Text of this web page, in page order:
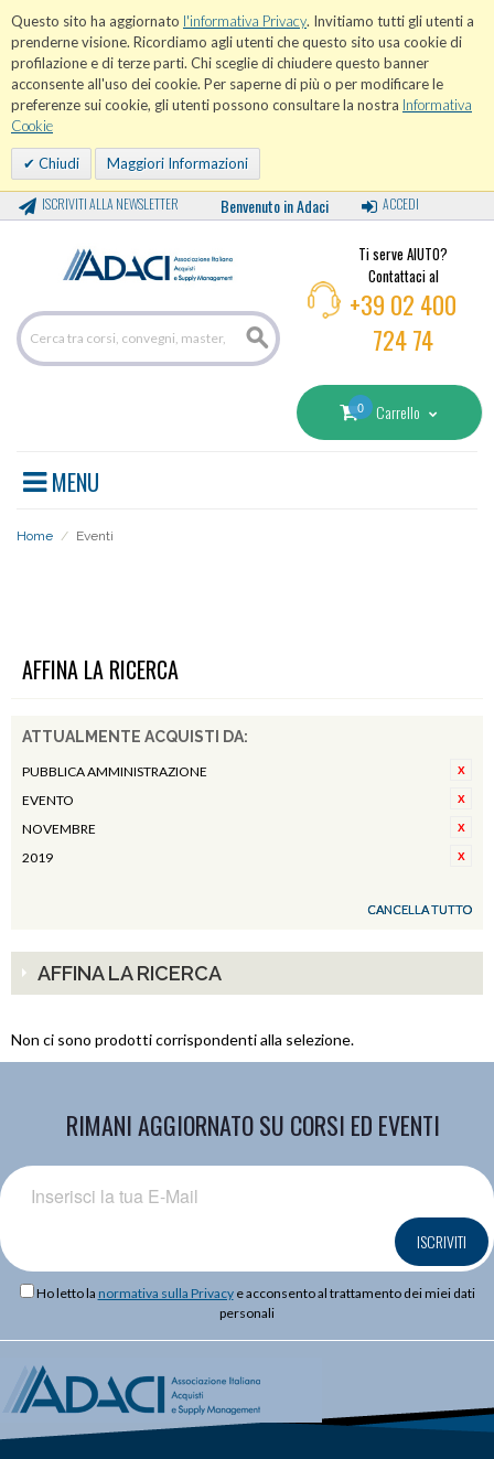
Questo sito ha aggiornato l'informativa Privacy. Invitiamo tutti gli utenti a
prenderne visione. Ricordiamo agli utenti che questo sito usa cookie di
profilazione e di terze parti. Chi sceglie di chiudere questo banner
acconsente all'uso dei cookie. Per saperne di più o per modificare le
preferenze sui cookie, gli utenti possono consultare la nostra Informativa
Cookie
Chiudi Maggiori Informazioni
ISCRIVITI ALLA NEWSLETTER Benvenuto in Adaci ACCEDI
Ti serve AIUTO?
Contattaci al
+39 02 400
724 74
0 Carrello
MENU
Home / Eventi
AFFINA LA RICERCA
ATTUALMENTE ACQUISTI DA:
PUBBLICA AMMINISTRAZIONE
EVENTO
NOVEMBRE
2019
CANCELLA TUTTO
AFFINA LA RICERCA
Non ci sono prodotti corrispondenti alla selezione.
RIMANI AGGIORNATO SU CORSI ED EVENTI
ISCRIVITI
Ho letto la normativa sulla Privacye acconsento al trattamento dei miei dati
personali